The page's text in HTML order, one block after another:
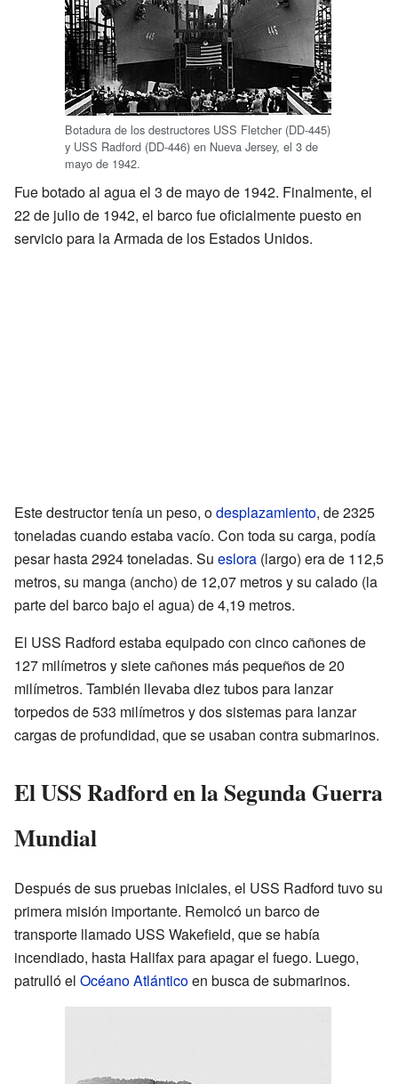
Botadura de los destructores USS Fletcher (DD-445)
y USS Radford (DD-446) en Nueva Jersey, el 3 de
mayo de 1942.
Fue botado al agua el 3 de mayo de 1942. Finalmente, el
22 de julio de 1942, el barco fue oficialmente puesto en
servicio para la Armada de los Estados Unidos.
Este destructor tenía un peso, odesplazamiento, de 2325
toneladas cuando estaba vacío. Con toda su carga, podía
pesar hasta 2924 toneladas. Su eslora (largo) era de 112,5
metros, su manga (ancho) de 12,07 metros y su calado (la
parte del barco bajo el agua) de 4,19 metros.
El USS Radford estaba equipado con cinco cañones de
127 milímetros y siete cañones más pequeños de 20
milímetros. También llevaba diez tubos para lanzar
torpedos de 533 milímetros y dos sistemas para lanzar
cargas de profundidad, que se usaban contra submarinos.
El USS Radford en la Segunda Guerra
Mundial
Después de sus pruebas iniciales, el USS Radford tuvo su
primera misión importante. Remolcó un barco de
transporte llamado USS Wakefield, que se había
incendiado, hasta Halifax para apagar el fuego. Luego,
patrulló el Océano Atlánticoen busca de submarinos.